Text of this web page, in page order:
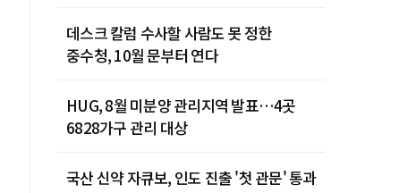
데스크 칼럼 수사할 사람도 못 정한
중수청, 10월 문부터 연다
HUG, 8월 미분양 관리지역 발표…4곳
6828가구 관리 대상
국산 신약 자큐보, 인도 진출 '첫 관문' 통과